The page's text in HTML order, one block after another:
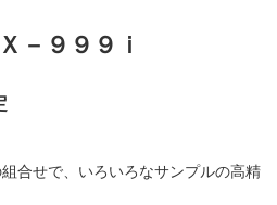
－９９９ｉ
合せで、いろいろなサンプルの高精